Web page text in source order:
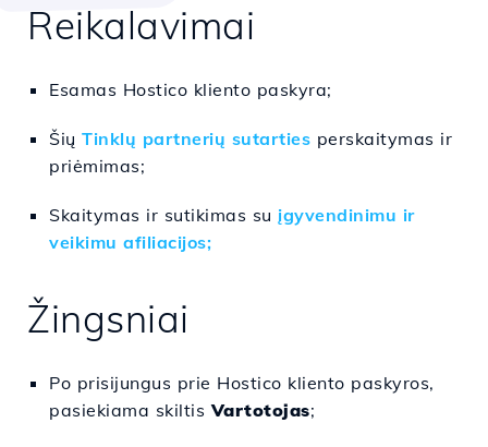
Reikalavimai
Esamas Hostico kliento paskyra;
Šių Tinklų partnerių sutarties perskaitymas ir
priėmimas;
Skaitymas ir sutikimas su įgyvendinimu ir
veikimu afiliacijos;
Žingsniai
Po prisijungus prie Hostico kliento paskyros,
pasiekiama skiltisVartotojas;